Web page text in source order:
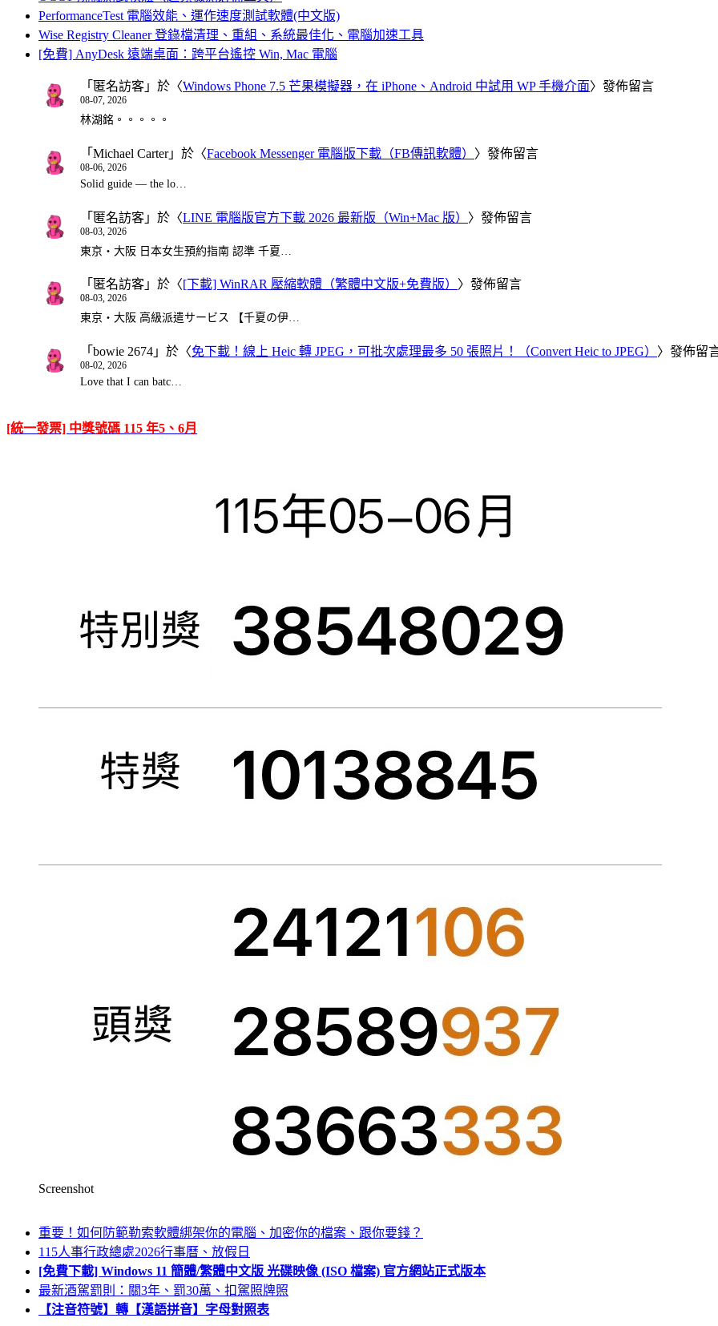
PerformanceTest 電腦效能、運作速度測試軟體(中文版)
Wise Registry Cleaner 登錄檔清理、重組、系統最佳化、電腦加速工具
[免費] AnyDesk 遠端桌面：跨平台遙控 Win, Mac 電腦
「 匿名訪客 」於〈Windows Phone 7.5 芒果模擬器，在 iPhone、Android 中試用 WP 手機介面〉發佈留言
08-07, 2026
林湖銘。。。。。
「 Michael Carter」於〈Facebook Messenger 電腦版下載（FB傳訊軟體） 〉發佈留言
08-06, 2026
Solid guide — the lo…
「 匿名訪客 」於〈LINE 電腦版官方下載 2026 最新版（Win+Mac 版） 〉發佈留言
08-03, 2026
東京・大阪 日本女生預約指南 認準 千夏…
「 匿名訪客 」於〈[下載] WinRAR 壓縮軟體（繁體中文版+免費版） 〉發佈留言
08-03, 2026
東京・大阪 高級派遣サービス 【千夏の伊…
「 bowie 2674 」於〈免下載！線上 Heic 轉 JPEG，可批次處理最多 50 張照片！（Convert Heic to JPEG） 〉發佈留
08-02, 2026
Love that I can batc…
[統一發票] 中獎號碼 115 年5、6月
Screenshot
重要！如何防範勒索軟體綁架你的電腦、加密你的檔案、跟你要錢？
115人事行政總處2026行事曆、放假日
[免費下載] Windows 11 簡體/繁體中文版 光碟映像 (ISO 檔案) 官方網站正式版本
最新酒駕罰則：關3年、罰30萬、扣駕照牌照
【注音符號】轉【漢語拼音】字母對照表